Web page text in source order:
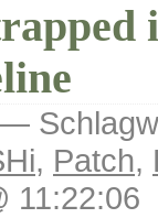
, Patch,
11:22:06